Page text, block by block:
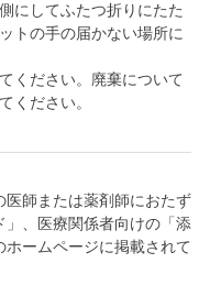
にしてふたつ折りにたた
トの手の届かない場所に
ください。廃棄について
ください。
医師または薬剤師におたず
、医療関係者向けの「添
ームページに掲載されて